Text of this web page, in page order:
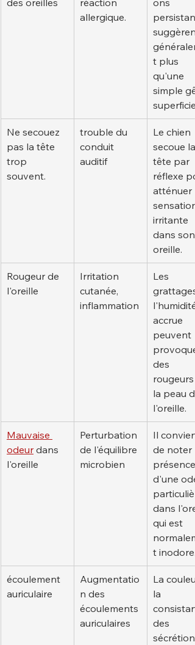
des oreilles
réaction
allergique.
ons
t plus
qu'une
simple
Ne secouez
pas la tête
trop
souvent.
trouble du
conduit
auditif
Le chien
secoue la
tête par
réflexe
atténuer
sensation
irritante
dans son
oreille.
Rougeur de
l'oreille
Irritation
cutanée,
inflammation
Les
l'humidité
accrue
peuvent
des
rougeurs
la peau
l'oreille.
Mauvaise
odeur dans
l'oreille
Perturbation
de l'équilibre
microbien
Il
de noter
présence
d'une
dans
qui est
t inodore.
écoulement
auriculaire
Augmentatio
n des
écoulements
auriculaires
La
la
des